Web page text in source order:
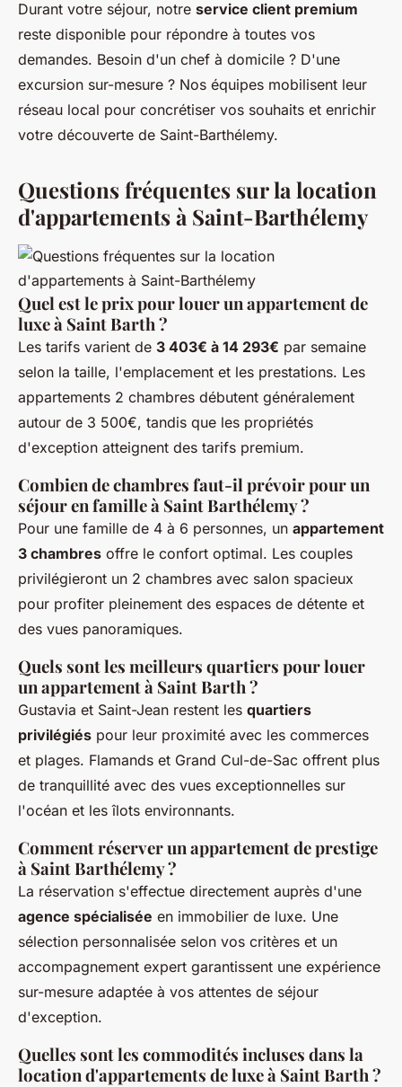
Durant votre séjour, notre service client premium
reste disponible pour répondre à toutes vos
demandes. Besoin d'un chef à domicile ? D'une
excursion sur-mesure ? Nos équipes mobilisent leur
réseau local pour concrétiser vos souhaits et enrichir
votre découverte de Saint-Barthélemy.
Questions fréquentes sur la location
d'appartements à Saint-Barthélemy
Quel est le prix pour louer un appartement de
luxe à Saint Barth ?
Les tarifs varient de 3 403€ à 14 293€ par semaine
selon la taille, l'emplacement et les prestations. Les
appartements 2 chambres débutent généralement
autour de 3 500€, tandis que les propriétés
d'exception atteignent des tarifs premium.
Combien de chambres faut-il prévoir pour un
séjour en famille à Saint Barthélemy ?
Pour une famille de 4 à 6 personnes, un appartement
3 chambres offre le confort optimal. Les couples
privilégieront un 2 chambres avec salon spacieux
pour profiter pleinement des espaces de détente et
des vues panoramiques.
Quels sont les meilleurs quartiers pour louer
un appartement à Saint Barth ?
Gustavia et Saint-Jean restent les quartiers
privilégiés pour leur proximité avec les commerces
et plages. Flamands et Grand Cul-de-Sac offrent plus
de tranquillité avec des vues exceptionnelles sur
l'océan et les îlots environnants.
Comment réserver un appartement de prestige
à Saint Barthélemy ?
La réservation s'effectue directement auprès d'une
agence spécialisée en immobilier de luxe. Une
sélection personnalisée selon vos critères et un
accompagnement expert garantissent une expérience
sur-mesure adaptée à vos attentes de séjour
d'exception.
Quelles sont les commodités incluses dans la
location d'appartements de luxe à Saint Barth ?